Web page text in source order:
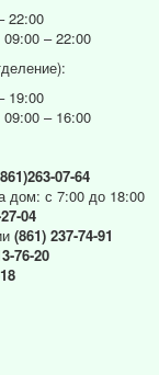
22:00
– 22:00
19:00
– 16:00
07-64
дом: с 7:00 до 18:00
04
(861) 237-74-91
76-20